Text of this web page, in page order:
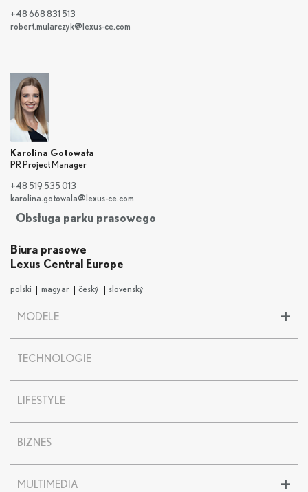
+48 668 831 513
robert.mularczyk@lexus-ce.com
Karolina Gotowała
PR Project Manager
+48 519 535 013
karolina.gotowala@lexus-ce.com
Obsługa parku prasowego
Biura prasowe
Lexus Central Europe
polski magyar český slovenský
+
MODELE
UX
UX 300e
NX
ES
LC
TECHNOLOGIE
LIFESTYLE
BIZNES
+
MULTIMEDIA